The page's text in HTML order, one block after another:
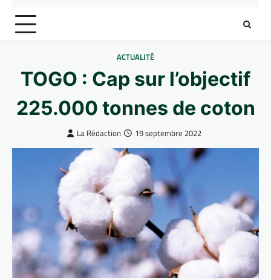
ACTUALITÉ
TOGO : Cap sur l’objectif
225.000 tonnes de coton
La Rédaction 19 septembre 2022